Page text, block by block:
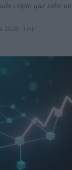
cripto que sube
2026 · 1 min